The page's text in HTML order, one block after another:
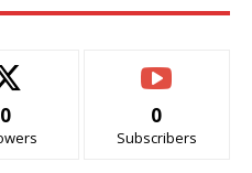
0 0
Subscribers